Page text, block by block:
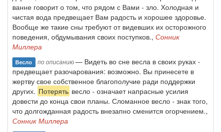
ванне говорит о том, что рядом с Вами - зло. Холодная и
чистая вода предвещает Вам радость и хорошее здоровье.
Вообще же такие сны требуют от видевших их осторожного
поведения, обдумывания своих поступков., Сонник
Миллера
Весло по описанию— Видеть во сне весла в своих руках -
предвещает разочарования: возможно. Вы принесете в
жертву свое собственное благополучие ради поддержки
других. Потерять весло - означает напрасные усилия
довести до конца свои планы. Сломанное весло - знак того,
что долгожданная радость внезапно сменится огорчением.,
Сонник Миллера